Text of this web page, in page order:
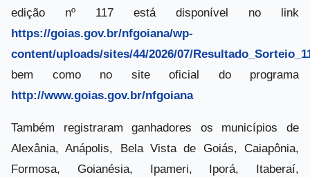
edição nº 117 está disponível no link
https://goias.gov.br/nfgoiana/wp-
content/uploads/sites/44/2026/07/
bem como no site oficial do programa
http://www.goias.gov.br/nfgoiana
Também registraram ganhadores os municípios de
Alexânia, Anápolis, Bela Vista de Goiás, Caiapônia,
Formosa, Goianésia, Ipameri, Iporá, Itaberaí,